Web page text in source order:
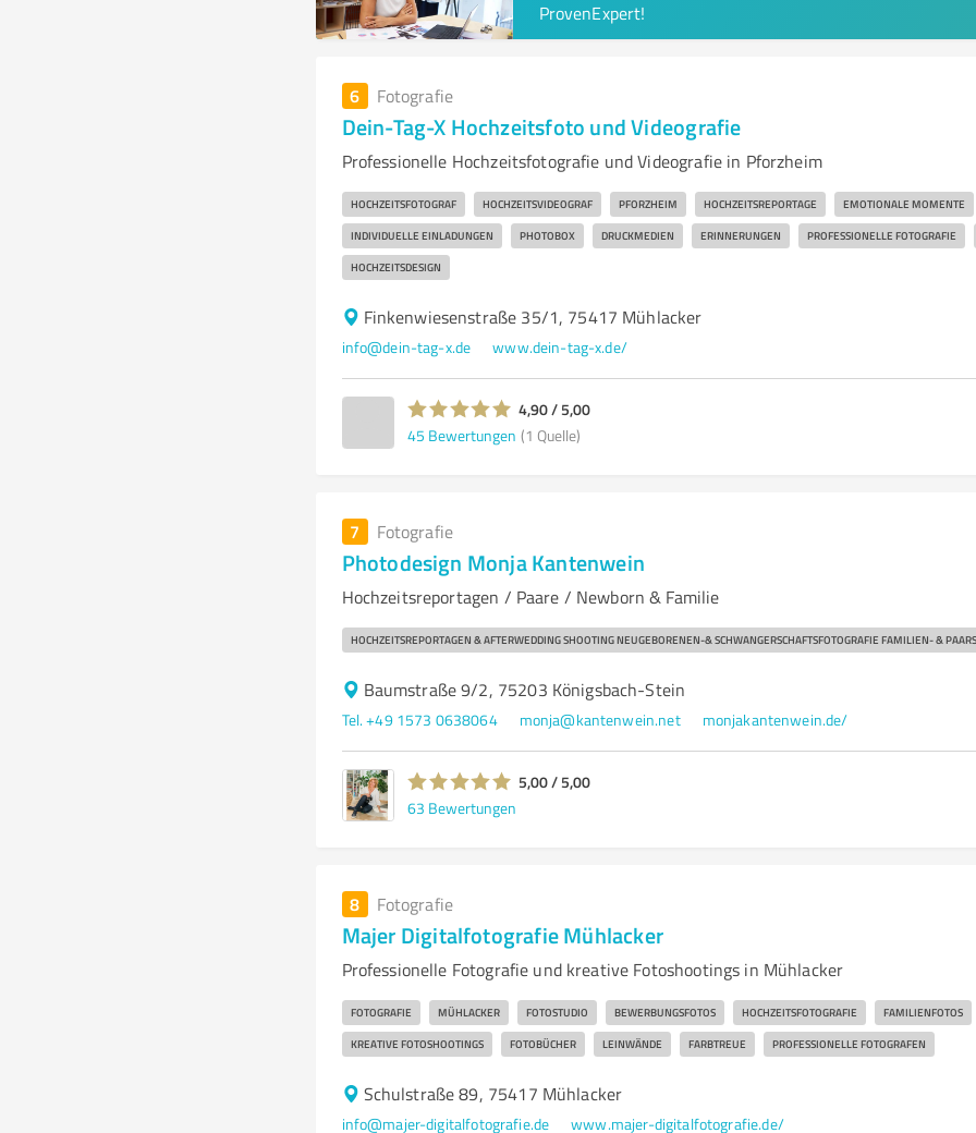
ProvenExpert!
6 Fotografie
Dein-Tag-X Hochzeitsfoto und Videografie
Professionelle Hochzeitsfotografie und Videografie in Pforzheim
HOCHZEITSFOTOGRAF HOCHZEITSVIDEOGRAF PFORZHEIM HOCHZEITSREPORTAGE EMOTIONALE MOMENTE
INDIVIDUELLE EINLADUNGEN PHOTOBOX DRUCKMEDIEN ERINNERUNGEN PROFESSIONELLE FOTOGRAFIE
HOCHZEITSDESIGN
Finkenwiesenstraße 35/1, 75417 Mühlacker
info@dein-tag-x.de www.dein-tag-x.de/
4,90 / 5,00
45 Bewertungen (1 Quelle)
7 Fotografie
Photodesign Monja Kantenwein
Hochzeitsreportagen / Paare / Newborn & Familie
HOCHZEITSREPORTAGEN & AFTERWEDDING SHOOTING NEUGEBORENEN-& SCHWANGERSCHAFTSFOTOGRAFIE FAMILIEN- &
Baumstraße 9/2, 75203 Königsbach-Stein
Tel. +49 1573 0638064 monja@kantenwein.net monjakantenwein.de/
5,00 / 5,00
63 Bewertungen
8 Fotografie
Majer Digitalfotografie Mühlacker
Professionelle Fotografie und kreative Fotoshootings in Mühlacker
FOTOGRAFIE MÜHLACKER FOTOSTUDIO BEWERBUNGSFOTOS HOCHZEITSFOTOGRAFIE FAMILIENFOTOS
KREATIVE FOTOSHOOTINGS FOTOBÜCHER LEINWÄNDE FARBTREUE PROFESSIONELLE FOTOGRAFEN
Schulstraße 89, 75417 Mühlacker
info@majer-digitalfotografie.de www.majer-digitalfotografie.de/